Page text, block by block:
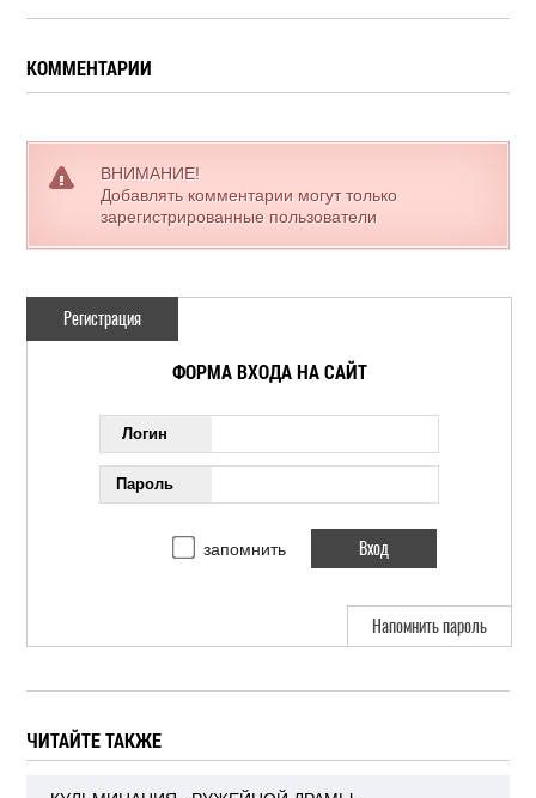
КОММЕНТАРИИ
ВНИМАНИЕ!
Добавлять комментарии могут только
зарегистрированные пользователи
Регистрация
ФОРМА ВХОДА НА САЙТ
Логин
Пароль
запомнить
Напомнить пароль
ЧИТАЙТЕ ТАКЖЕ